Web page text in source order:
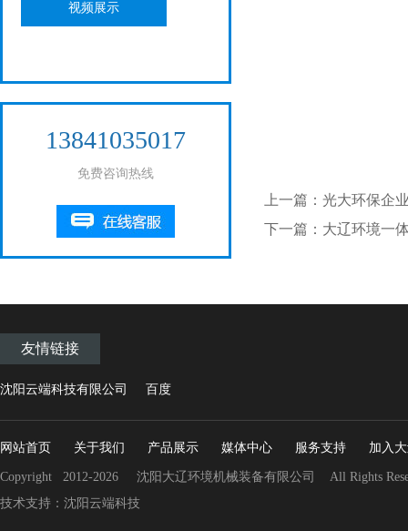
视频展示
13841035017
免费咨询热线
上一篇：光大环保企
下一篇：大辽环境一
友情链接
沈阳云端科技有限公司 百度
网站首页 关于我们 产品展示 媒体中心 服务支持 加入
Copyright 2012-2026 沈阳大辽环境机械装备有限公司 All Rights
技术支持：沈阳云端科技